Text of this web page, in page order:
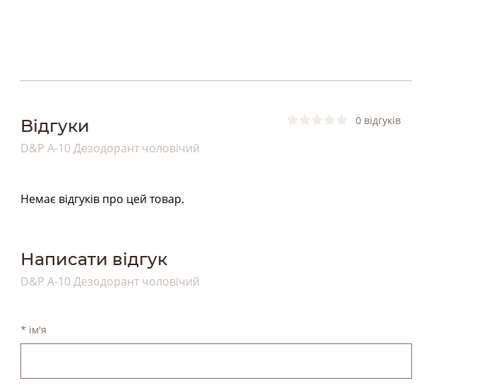
Bідгуки
D&P A-10 Дезодорант чоловічий
0 відгуків
Немає відгуків про цей товар.
Написати відгук
D&P A-10 Дезодорант чоловічий
* ім'я